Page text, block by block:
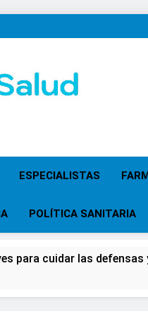
ESPECIALISTAS
POLÍTICA SANITARIA
para cuidar las